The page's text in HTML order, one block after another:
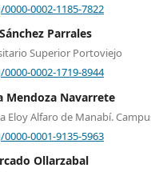
0002-1185-7822
Parrales
Superior Portoviejo
0002-1719-8944
Mendoza Navarrete
Eloy Alfaro de Manabí.
0001-9135-5963
Ollarzabal